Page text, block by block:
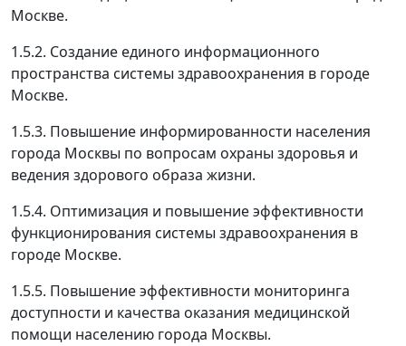
Москве.
1.5.2. Создание единого информационного
пространства системы здравоохранения в городе
Москве.
1.5.3. Повышение информированности населения
города Москвы по вопросам охраны здоровья и
ведения здорового образа жизни.
1.5.4. Оптимизация и повышение эффективности
функционирования системы здравоохранения в
городе Москве.
1.5.5. Повышение эффективности мониторинга
доступности и качества оказания медицинской
помощи населению города Москвы.